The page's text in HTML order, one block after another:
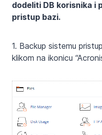
dodeliti DB korisnika i
pristup bazi.
1. Backup sistemu
klikom na ikonicu